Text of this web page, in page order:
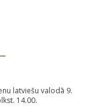
latviešu valodā 9.
14.00.